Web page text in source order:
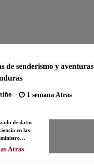
de senderismo y aventuras
1 semana Atras
de datos
en las
Atras